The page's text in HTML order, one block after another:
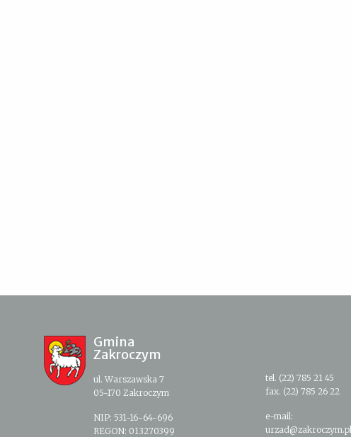
Gmina
Zakroczym
ul. Warszawska 7
05-170 Zakroczym
NIP: 531-16-64-696
REGON: 013270399
tel. (22) 785 21 45
fax. (22) 785 26 22
e-mail:
urzad@zakroczym.pl